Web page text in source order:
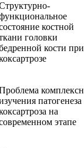
костной
головки
кости при
патогенеза
на
этапе